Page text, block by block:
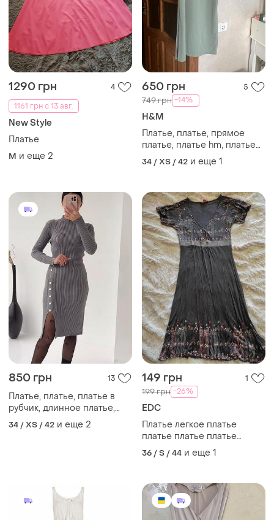
1290 грн
4
1161 грн с 13 авг.
New Style
Платье
M и еще 2
650 грн 5
749 грн -14%
H&M
Платье, платье, прямое
платье, платье hm, платье
хм
34 / XS / 42 и еще 1
850 грн 13
Платье, платье, платье в
рубчик, длинное платье,
длинное платье, длинное
платье, туника, платье
34 / XS / 42 и еще 2
149 грн 1
199 грн -26%
EDC
Платье легкое платье
платье платье платье
платье
36 / S / 44 и еще 1